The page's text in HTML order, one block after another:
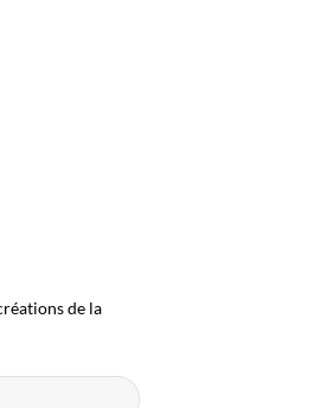
de la